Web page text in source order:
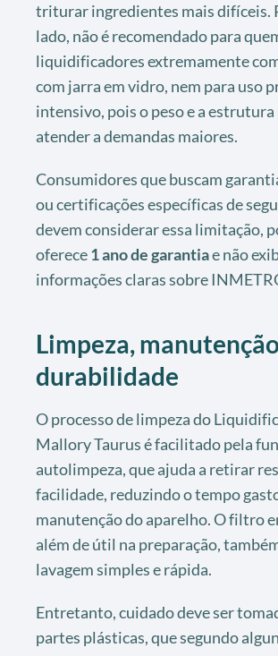
triturar ingredientes mais difíceis.
lado, não é recomendado para
liquidificadores extremamente
com jarra em vidro, nem para uso
intensivo, pois o peso e a
atender a demandas maiores.
Consumidores que buscam
ou certificações específicas de
devem considerar essa limitação,
oferece1 ano de garantiae não
informações claras sobre
Limpeza,
durabilidade
O processo de limpeza do
Mallory Taurus é facilitado pela
autolimpeza, que ajuda a retirar
facilidade, reduzindo o tempo
manutenção do aparelho. O filtro
além de útil na preparação,
lavagem simples e rápida.
Entretanto, cuidado deve ser
partes plásticas, que segundo